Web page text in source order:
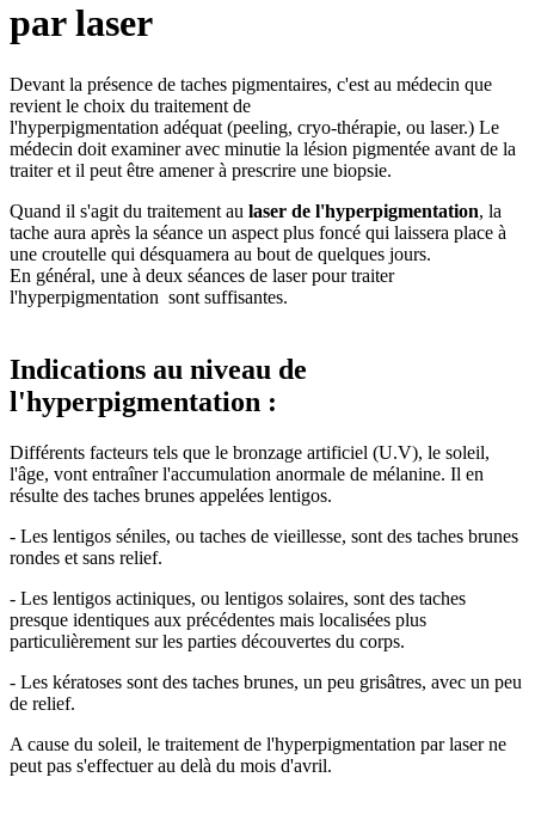
par laser
Devant la présence de taches pigmentaires, c'est au médecin que
revient le choix du traitement de
l'hyperpigmentation adéquat (peeling, cryo-thérapie, ou laser.) Le
médecin doit examiner avec minutie la lésion pigmentée avant de la
traiter et il peut être amener à prescrire une biopsie.
Quand il s'agit du traitement au laser de l'hyperpigmentation, la
tache aura après la séance un aspect plus foncé qui laissera place à
une croutelle qui désquamera au bout de quelques jours.
En général, une à deux séances de laser pour traiter
l'hyperpigmentation sont suffisantes.
Indications au niveau de
l'hyperpigmentation :
Différents facteurs tels que le bronzage artificiel (U.V), le soleil,
l'âge, vont entraîner l'accumulation anormale de mélanine. Il en
résulte des taches brunes appelées lentigos.
- Les lentigos séniles, ou taches de vieillesse, sont des taches brunes
rondes et sans relief.
- Les lentigos actiniques, ou lentigos solaires, sont des taches
presque identiques aux précédentes mais localisées plus
particulièrement sur les parties découvertes du corps.
- Les kératoses sont des taches brunes, un peu grisâtres, avec un peu
de relief.
A cause du soleil, le traitement de l'hyperpigmentation par laser ne
peut pas s'effectuer au delà du mois d'avril.